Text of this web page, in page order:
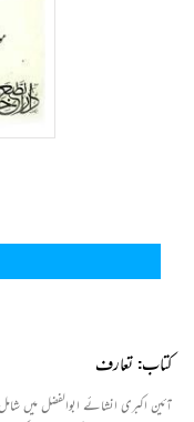
کتاب: تعارف
آئین اکبری انشائے ابوالفضل میں